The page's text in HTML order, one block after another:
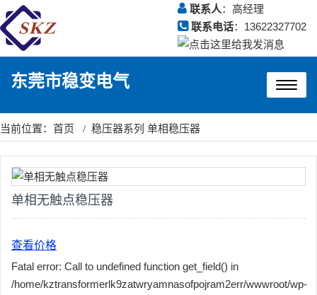
联系人：高经理
联系电话： 13622327702
东莞市稳变电气
菜
当前位置： 首页 / 稳压器系列 单相稳压器
单相无触点稳压器
查看价格
Fatal error: Call to undefined function get_field() in
/home/kztransformerlk9zatwryamnasofpojram2err/wwwroot/wp-